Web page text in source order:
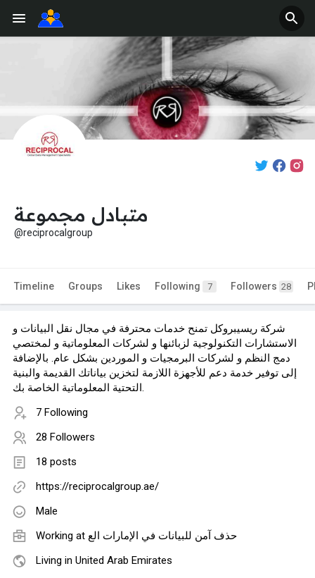
متبادل مجموعة
@reciprocalgroup
Timeline Groups Likes Following 7 Followers 28
شركة ريسيبروكل تمنح خدمات محترفة في مجال نقل البيانات و
الاستشارات التكنولوجية لزبائنها و لشركات المعلوماتية و لمختصي
دمج النظم و لشركات البرمجيات و الموردين بشكل عام. بالإضافة
إلى توفير خدمة دعم للأجهزة اللازمة لتخزين بياناتك القديمة والبنية
التحتية المعلوماتية الخاصة بك.
7 Following
28 Followers
18 posts
https://reciprocalgroup.ae/
Male
Working at حذف آمن للبيانات في الإمارات الع
Living in United Arab Emirates